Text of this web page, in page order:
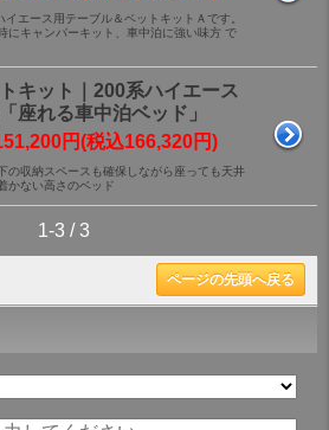
イエース用テーブル＆ベットキットＡです。
にキャンパーキット、車中泊に強い味方 で
キット｜200系ハイエース
座れる車中泊ベッド」
円(税込166,320円)
の収納スペースも確保しながら座っても天井
かない高さのベッド
1-3 / 3
ページの先頭へ戻る